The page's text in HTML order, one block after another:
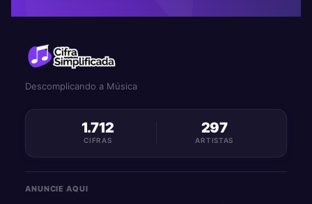
Descomplicando a Música
1.712
CIFRAS
297
ARTISTAS
ANUNCIE AQUI